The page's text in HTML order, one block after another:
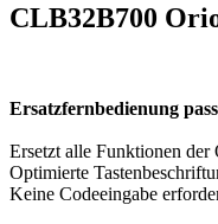
CLB32B700
Ersatzfernbedienung
Ersetzt alle Funktionen
Optimierte
Keine Codeeingabe